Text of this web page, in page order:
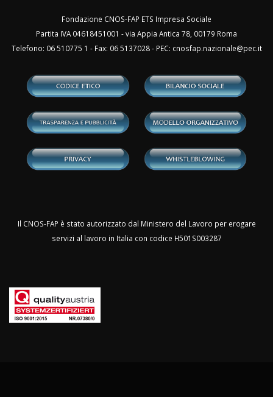
Fondazione CNOS-FAP ETS Impresa Sociale
Partita IVA 04618451001 - via Appia Antica 78, 00179 Roma
Telefono: 06 510775 1 - Fax: 06 5137028 - PEC: cnosfap.nazionale@pec.it
Il CNOS-FAP è stato autorizzato dal Ministero del Lavoro per erogare
servizi al lavoro in Italia con codice H501S003287